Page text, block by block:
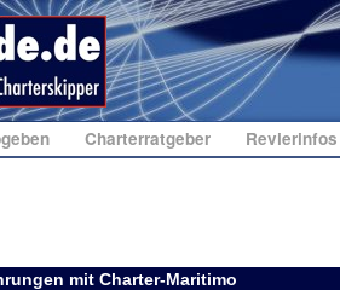
Charterratgeber
mit Charter-Maritimo